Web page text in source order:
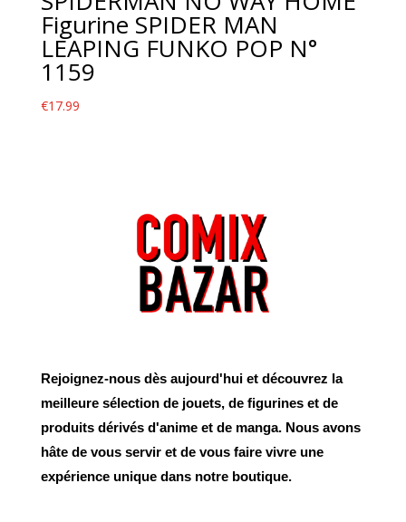
Figurine SPIDER MAN
LEAPING FUNKO POP N°
1159
€17.99
Rejoignez-nous dès aujourd'hui et découvrez la
meilleure sélection de jouets, de figurines et de
produits dérivés d'anime et de manga. Nous avons
hâte de vous servir et de vous faire vivre une
expérience unique dans notre boutique.